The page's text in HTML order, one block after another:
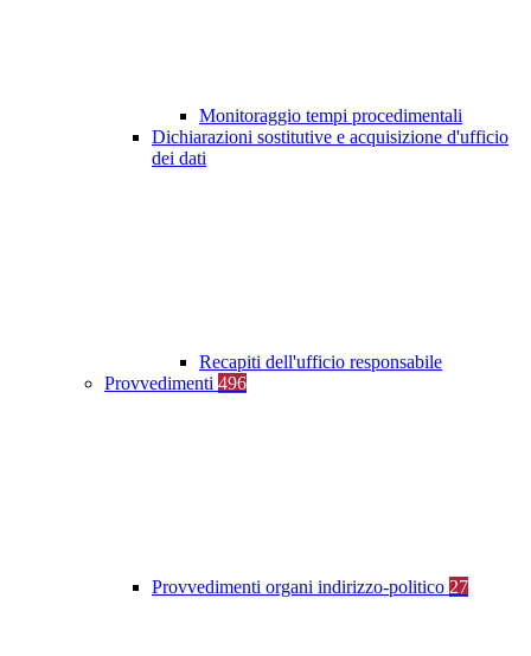
Monitoraggio tempi procedimentali
Dichiarazioni sostitutive e acquisizione d'ufficio
dei dati
Recapiti dell'ufficio responsabile
Provvedimenti 496
Provvedimenti organi indirizzo-politico 27